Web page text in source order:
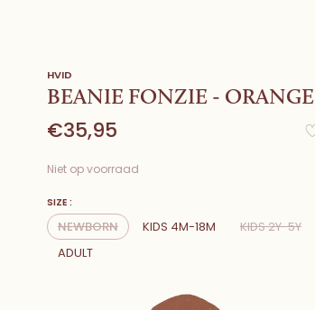
HVID
BEANIE FONZIE - ORANGE
€35,95
Niet op voorraad
SIZE :
NEWBORN KIDS 4M-18M
KIDS 2Y-5Y
ADULT